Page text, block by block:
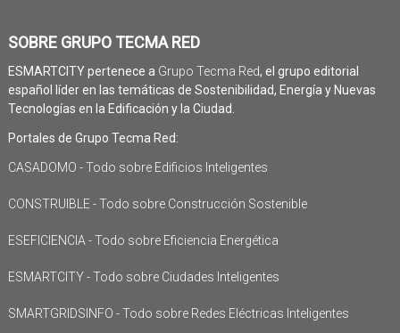
SOBRE GRUPO TECMA RED
ESMARTCITY pertenece a Grupo Tecma Red, el grupo editorial
español líder en las temáticas de Sostenibilidad, Energía y Nuevas
Tecnologías en la Edificación y la Ciudad.
Portales de Grupo Tecma Red:
CASADOMO - Todo sobre Edificios Inteligentes
CONSTRUIBLE - Todo sobre Construcción Sostenible
ESEFICIENCIA - Todo sobre Eficiencia Energética
ESMARTCITY - Todo sobre Ciudades Inteligentes
SMARTGRIDSINFO - Todo sobre Redes Eléctricas Inteligentes